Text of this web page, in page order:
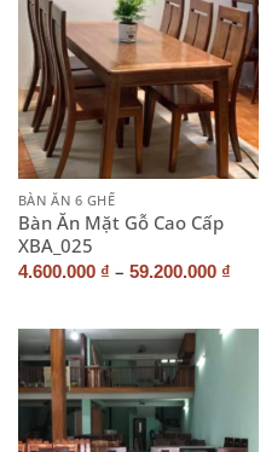
BÀN ĂN 6 GHẾ
Bàn Ăn Mặt Gỗ Cao Cấp
XBA_025
4.600.000 ₫ – 59.200.000 ₫